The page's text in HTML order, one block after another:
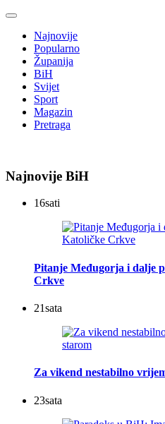
Najnovije
Popularno
Županija
BiH
Svijet
Sport
Magazin
Pretraga
Najnovije BiH
16sati
Pitanje Međugorja i dalje
Crkve
21sata
Za vikend nestabilno
23sata